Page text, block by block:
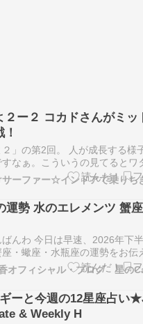
２ー２ コカドさんがミッ
２」の第2回。 人が成長する様
なぁ。こういうの見てるとワ
思っちゃいます。今後の第5
グスでのターンも成功してそう
さん。 そういやそのコカドさ
みたら、太陽獅子座…
サーファー☆インドアで乗りち
運勢 水のエレメンツ 蟹
ばんわ 今日は早速、2026年下
・蠍座・水瓶座の運勢をお伝
各星座のリーディング動画も
らアクセスしてみてください
水のエレメンツ蟹座・蠍座・水
進んで…
オフィシャル・ブログ 星の
ーと今週の12星座占い
& Weekly H